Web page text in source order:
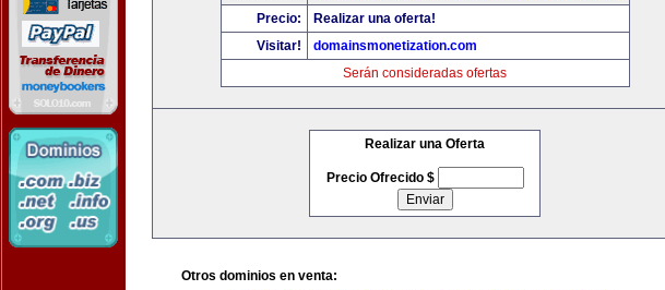
Precio:
Realizar una oferta!
Visitar!
domainsmonetization.com
Serán consideradas ofertas
Realizar una Oferta
Precio Ofrecido $
Otros dominios en venta: